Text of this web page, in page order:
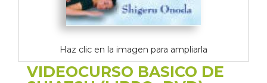
Haz clic en la imagen para ampliarla
VIDEOCURSO BASICO DE